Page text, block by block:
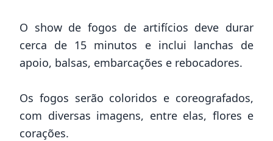
O show de fogos de artifícios deve durar
cerca de 15 minutos e inclui lanchas de
apoio, balsas, embarcações e rebocadores.
Os fogos serão coloridos e coreografados,
com diversas imagens, entre elas, flores e
corações.